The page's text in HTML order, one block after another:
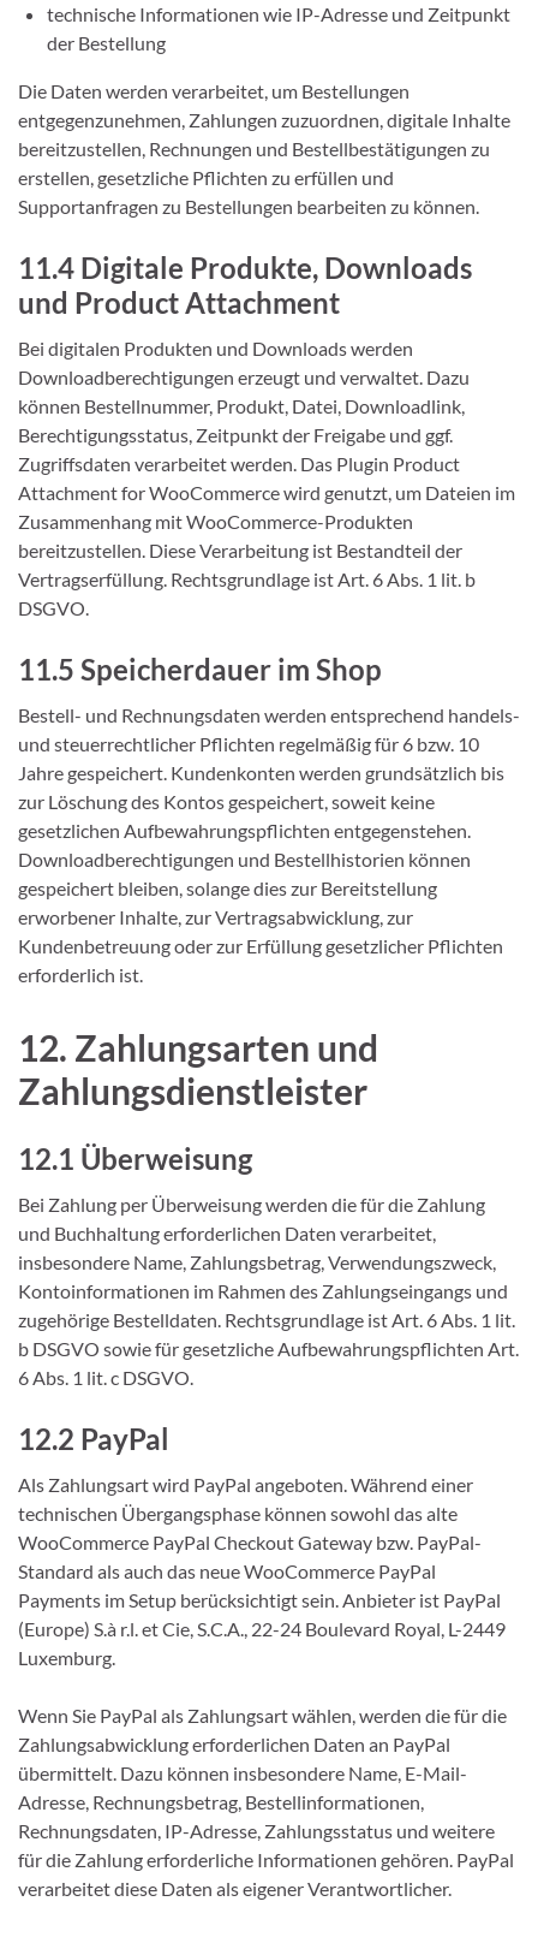
technische Informationen wie IP-Adresse und Zeitpunkt
der Bestellung
Die Daten werden verarbeitet, um Bestellungen
entgegenzunehmen, Zahlungen zuzuordnen, digitale Inhalte
bereitzustellen, Rechnungen und Bestellbestätigungen zu
erstellen, gesetzliche Pflichten zu erfüllen und
Supportanfragen zu Bestellungen bearbeiten zu können.
11.4 Digitale Produkte, Downloads
und Product Attachment
Bei digitalen Produkten und Downloads werden
Downloadberechtigungen erzeugt und verwaltet. Dazu
können Bestellnummer, Produkt, Datei, Downloadlink,
Berechtigungsstatus, Zeitpunkt der Freigabe und ggf.
Zugriffsdaten verarbeitet werden. Das Plugin Product
Attachment for WooCommerce wird genutzt, um Dateien im
Zusammenhang mit WooCommerce-Produkten
bereitzustellen. Diese Verarbeitung ist Bestandteil der
Vertragserfüllung. Rechtsgrundlage ist Art. 6 Abs. 1 lit. b
DSGVO.
11.5 Speicherdauer im Shop
Bestell- und Rechnungsdaten werden entsprechend handels-
und steuerrechtlicher Pflichten regelmäßig für 6 bzw. 10
Jahre gespeichert. Kundenkonten werden grundsätzlich bis
zur Löschung des Kontos gespeichert, soweit keine
gesetzlichen Aufbewahrungspflichten entgegenstehen.
Downloadberechtigungen und Bestellhistorien können
gespeichert bleiben, solange dies zur Bereitstellung
erworbener Inhalte, zur Vertragsabwicklung, zur
Kundenbetreuung oder zur Erfüllung gesetzlicher Pflichten
erforderlich ist.
12. Zahlungsarten und
Zahlungsdienstleister
12.1 Überweisung
Bei Zahlung per Überweisung werden die für die Zahlung
und Buchhaltung erforderlichen Daten verarbeitet,
insbesondere Name, Zahlungsbetrag, Verwendungszweck,
Kontoinformationen im Rahmen des Zahlungseingangs und
zugehörige Bestelldaten. Rechtsgrundlage ist Art. 6 Abs. 1 lit.
b DSGVO sowie für gesetzliche Aufbewahrungspflichten Art.
6 Abs. 1 lit. c DSGVO.
12.2 PayPal
Als Zahlungsart wird PayPal angeboten. Während einer
technischen Übergangsphase können sowohl das alte
WooCommerce PayPal Checkout Gateway bzw. PayPal-
Standard als auch das neue WooCommerce PayPal
Payments im Setup berücksichtigt sein. Anbieter ist PayPal
(Europe) S.à r.l. et Cie, S.C.A., 22-24 Boulevard Royal, L-2449
Luxemburg.
Wenn Sie PayPal als Zahlungsart wählen, werden die für die
Zahlungsabwicklung erforderlichen Daten an PayPal
übermittelt. Dazu können insbesondere Name, E-Mail-
Adresse, Rechnungsbetrag, Bestellinformationen,
Rechnungsdaten, IP-Adresse, Zahlungsstatus und weitere
für die Zahlung erforderliche Informationen gehören. PayPal
verarbeitet diese Daten als eigener Verantwortlicher.